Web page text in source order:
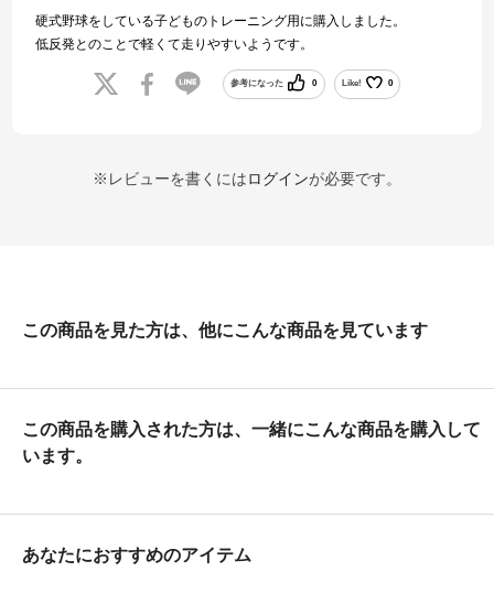
硬式野球をしている子どものトレーニング用に購入しました。
低反発とのことで軽くて走りやすいようです。
参考になった 0 Like! 0
※レビューを書くにはログインが必要です。
この商品を見た方は、他にこんな商品を見ています
この商品を購入された方は、一緒にこんな商品を購入して
います。
あなたにおすすめのアイテム